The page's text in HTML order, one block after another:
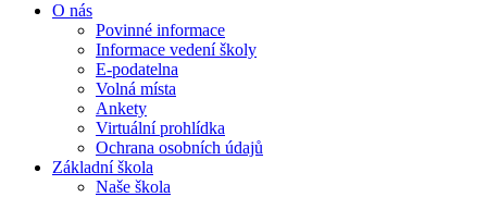
O nás
Povinné informace
Informace vedení školy
E-podatelna
Volná místa
Ankety
Virtuální prohlídka
Ochrana osobních údajů
Základní škola
Naše škola